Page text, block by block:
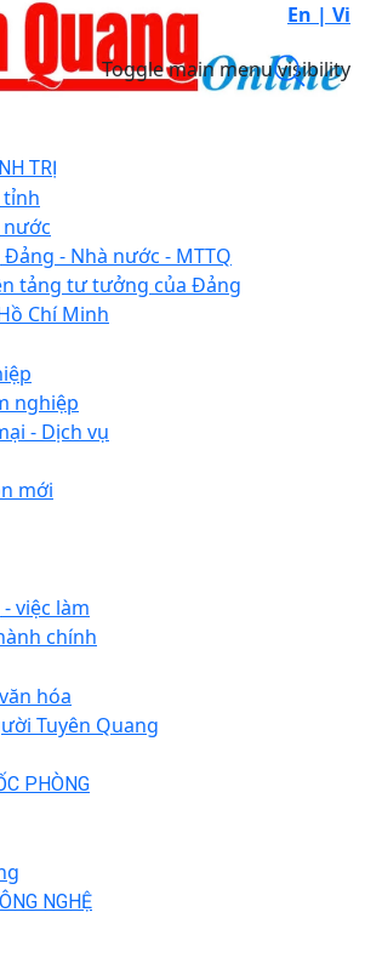
En | Vi
Toggle main menu visibility
TRỊ
- Nhà nước - MTTQ
tảng tư tưởng của Đảng
Chí Minh
nghiệp
- Dịch vụ
mới
việc làm
chính
hóa
Tuyên Quang
PHÒNG
NGHỆ